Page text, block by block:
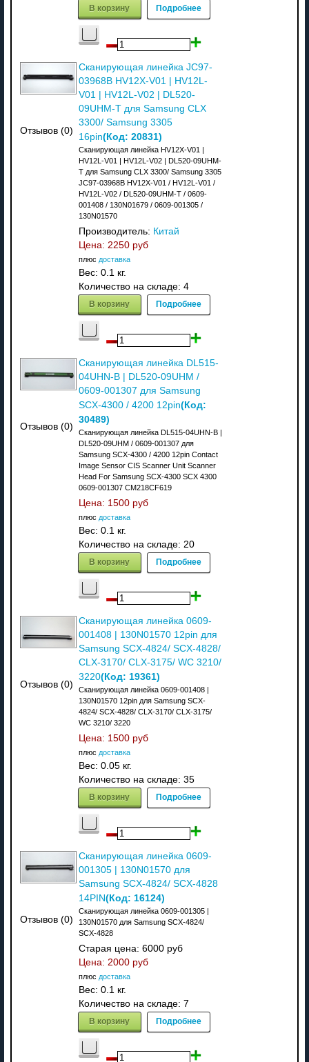
В корзину Подробнее
Отзывов (0)
Сканирующая линейка JC97-
03968B HV12X-V01 | HV12L-
V01 | HV12L-V02 | DL520-
09UHM-T для Samsung CLX
3300/ Samsung 3305
16pin(Код: 20831)
Сканирующая линейка HV12X-V01 |
HV12L-V01 | HV12L-V02 | DL520-09UHM-
T для Samsung CLX 3300/ Samsung 3305
JC97-03968B HV12X-V01 / HV12L-V01 /
HV12L-V02 / DL520-09UHM-T / 0609-
001408 / 130N01679 / 0609-001305 /
130N01570
Производитель: Китай
Цена: 2250 руб
плюс доставка
Вес: 0.1 кг.
Количество на складе: 4
В корзину Подробнее
Отзывов (0)
Сканирующая линейка DL515-
04UHN-B | DL520-09UHM /
0609-001307 для Samsung
SCX-4300 / 4200 12pin(Код:
30489)
Сканирующая линейка DL515-04UHN-B |
DL520-09UHM / 0609-001307 для
Samsung SCX-4300 / 4200 12pin Contact
Image Sensor CIS Scanner Unit Scanner
Head For Samsung SCX-4300 SCX 4300
0609-001307 CM218CF619
Цена: 1500 руб
плюс доставка
Вес: 0.1 кг.
Количество на складе: 20
В корзину Подробнее
Отзывов (0)
Сканирующая линейка 0609-
001408 | 130N01570 12pin для
Samsung SCX-4824/ SCX-4828/
CLX-3170/ CLX-3175/ WC 3210/
3220(Код: 19361)
Сканирующая линейка 0609-001408 |
130N01570 12pin для Samsung SCX-
4824/ SCX-4828/ CLX-3170/ CLX-3175/
WC 3210/ 3220
Цена: 1500 руб
плюс доставка
Вес: 0.05 кг.
Количество на складе: 35
В корзину Подробнее
Отзывов (0)
Сканирующая линейка 0609-
001305 | 130N01570 для
Samsung SCX-4824/ SCX-4828
14PIN(Код: 16124)
Сканирующая линейка 0609-001305 |
130N01570 для Samsung SCX-4824/
SCX-4828
Старая цена: 6000 руб
Цена: 2000 руб
плюс доставка
Вес: 0.1 кг.
Количество на складе: 7
В корзину Подробнее